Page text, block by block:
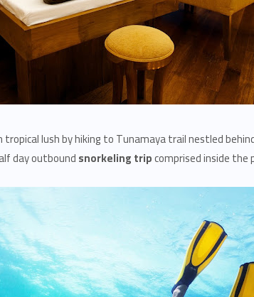
lush by hiking to Tunamaya trail nestled
day outboundsnorkeling tripcomprised inside the